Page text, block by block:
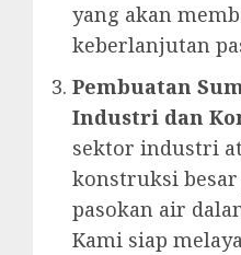
yang akan
keberlanjutan
Pembuatan
Industri dan
sektor industri
konstruksi
pasokan air
Kami siap